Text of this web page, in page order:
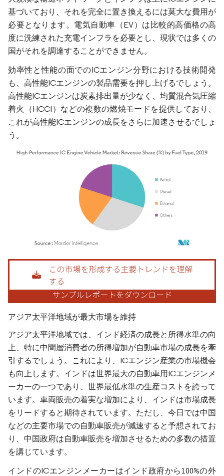
基づいており、それを完全に置き換えるには莫大な費用が
必要となります。電気自動車（EV）は比較的高価格の高
度に洗練された充電インフラを必要とし、現状では多くの
国がそれを調達することができません。
効率性と性能の面でのICエンジン分野における技術開発
も、高性能ICエンジンの製品需要を押し上げるでしょう。
高性能ICエンジンは炭素排出量が少なく、均質混合気圧縮
着火（HCCI）などの複数の燃焼モードを提供しており、
これが高性能ICエンジンの成長をさらに加速させるでしょ
う。
画像 © Mordor Intelligence。再利用にはCC BY 4.0の表示が必要です。
アジア太平洋地域が最大市場を維持
アジア太平洋地域では、インド経済の成長と所得水準の向
上、特に中間層消費者の所得増加が自動車市場の成長を牽
引するでしょう。これにより、ICエンジン産業の市場機会
も向上します。インドは世界最大の自動車用ICエンジンメ
ーカーの一つであり、世界最低水準の生産コストを誇って
います。車両販売の着実な増加により、インドは市場成長
をリードすると期待されています。ただし、今日では中国
などの主要市場での自動車販売が減速すると予想されてお
り、中国政府は自動車販売を増加させるための多数の措置
を講じています。
インドのICエンジンメーカーはインド政府から100%の外